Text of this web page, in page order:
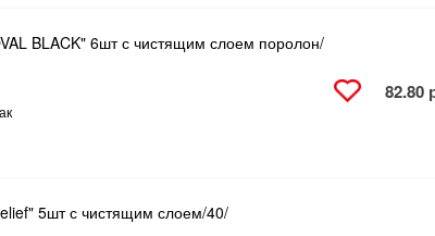
BLACK" 6шт с чистящим слоем поролон/
82.80
5шт с чистящим слоем/40/